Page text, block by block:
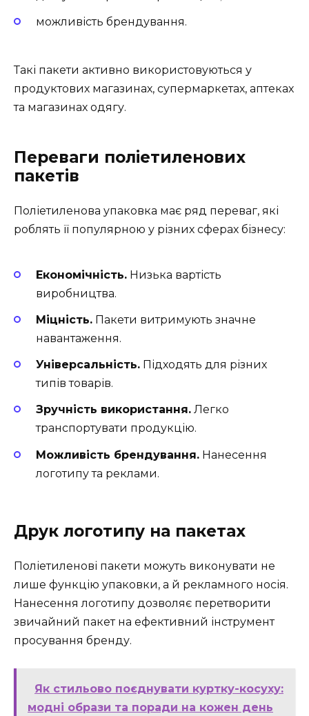
можливість брендування.
Такі пакети активно використовуються у
продуктових магазинах, супермаркетах, аптеках
та магазинах одягу.
Переваги поліетиленових
пакетів
Поліетиленова упаковка має ряд переваг, які
роблять її популярною у різних сферах бізнесу:
Економічність. Низька вартість
виробництва.
Міцність. Пакети витримують значне
навантаження.
Універсальність. Підходять для різних
типів товарів.
Зручність використання. Легко
транспортувати продукцію.
Можливість брендування. Нанесення
логотипу та реклами.
Друк логотипу на пакетах
Поліетиленові пакети можуть виконувати не
лише функцію упаковки, а й рекламного носія.
Нанесення логотипу дозволяє перетворити
звичайний пакет на ефективний інструмент
просування бренду.
Як стильово поєднувати куртку-косуху:
модні образи та поради на кожен день